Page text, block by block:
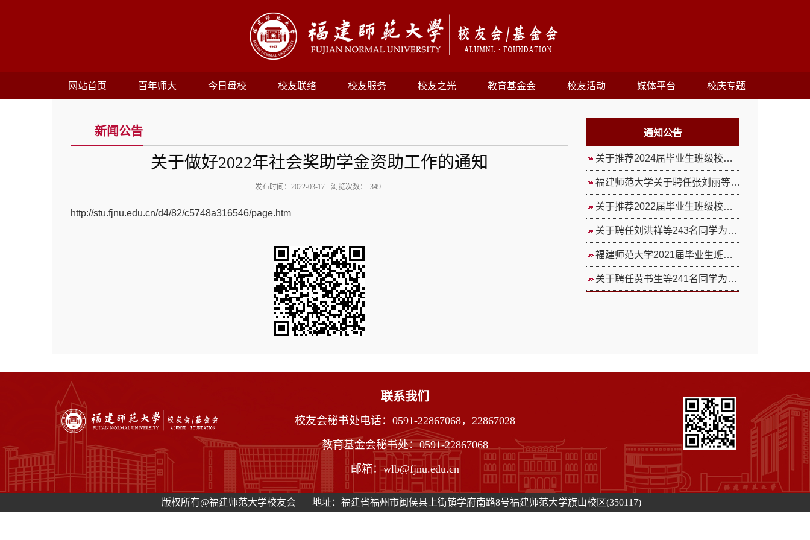
网站首页 百年师大 今日母校 校友联络 校友服务 校友之光 教育基金会 校友活动 媒体平台 校庆专题
新闻公告
关于做好2022年社会奖助学金资助工作的通知
发布时间：2022-03-17 浏览次数： 349
http://stu.fjnu.edu.cn/d4/82/c5748a316546/page.htm
通知公告
关于推荐2024届毕业生班级校友联...
福建师范大学关于聘任张刘丽等24...
关于推荐2022届毕业生班级校友联...
关于聘任刘洪祥等243名同学为福...
福建师范大学2021届毕业生班级校...
关于聘任黄书生等241名同学为福...
联系我们
校友会秘书处电话：0591-22867068，22867028
教育基金会秘书处：0591-22867068
邮箱：wlb@fjnu.edu.cn
版权所有@福建师范大学校友会 | 地址：福建省福州市闽侯县上街镇学府南路8号福建师范大学旗山校区(350117)